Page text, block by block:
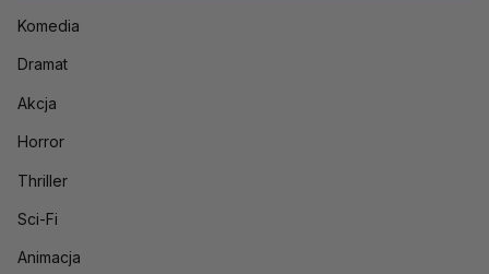
Komedia
Dramat
Akcja
Horror
Thriller
Sci-Fi
Animacja